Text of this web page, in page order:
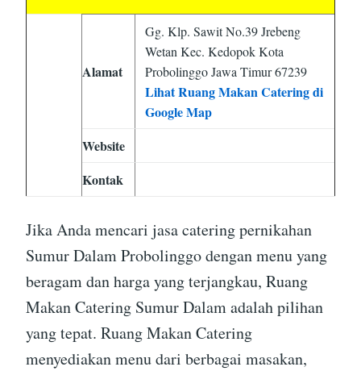
Alamat
Gg. Klp. Sawit No.39 Jrebeng
Wetan Kec. Kedopok Kota
Probolinggo Jawa Timur 67239
Lihat Ruang Makan Catering di
Google Map
Website
Kontak
Jika Anda mencari jasa catering pernikahan
Sumur Dalam Probolinggo dengan menu yang
beragam dan harga yang terjangkau, Ruang
Makan Catering Sumur Dalam adalah pilihan
yang tepat. Ruang Makan Catering
menyediakan menu dari berbagai masakan,